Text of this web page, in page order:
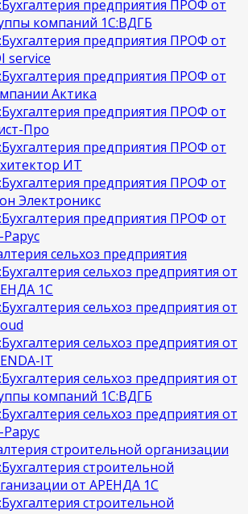
предприятия ПРОФ от
компаний 1С:ВДГБ
предприятия ПРОФ от
service
предприятия ПРОФ от
Актика
предприятия ПРОФ от
Про
предприятия ПРОФ от
ИТ
предприятия ПРОФ от
Электроникс
предприятия ПРОФ от
Рарус
сельхоз предприятия
сельхоз предприятия от
1С
сельхоз предприятия от
сельхоз предприятия от
IT
сельхоз предприятия от
компаний 1С:ВДГБ
сельхоз предприятия от
Рарус
строительной организации
строительной
от АРЕНДА 1С
строительной